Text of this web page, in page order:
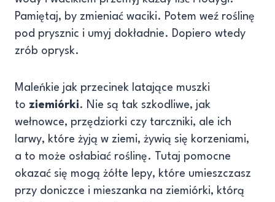
Pamiętaj, by zmieniać waciki. Potem weź roślinę
pod prysznic i umyj dokładnie. Dopiero wtedy
zrób oprysk.
Maleńkie jak przecinek latające muszki
to ziemiórki. Nie są tak szkodliwe, jak
wełnowce, przędziorki czy tarczniki, ale ich
larwy, które żyją w ziemi, żywią się korzeniami,
a to może osłabiać roślinę. Tutaj pomocne
okazać się mogą żółte lepy, które umieszczasz
przy doniczce i mieszanka na ziemiórki, którą